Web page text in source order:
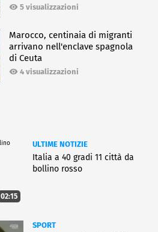
5 visualizzazioni
Marocco, centinaia di migranti
arrivano nell'enclave spagnola
di Ceuta
4 visualizzazioni
02:15
ULTIME NOTIZIE
Italia a 40 gradi 11 città da
bollino rosso
SPORT